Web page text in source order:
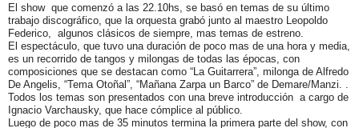
El show que comenzó a las 22.10hs, se basó en temas de su último
trabajo discográfico, que la orquesta grabó junto al maestro Leopoldo
Federico, algunos clásicos de siempre, mas temas de estreno.
El espectáculo, que tuvo una duración de poco mas de una hora y media,
es un recorrido de tangos y milongas de todas las épocas, con
composiciones que se destacan como “La Guitarrera”, milonga de Alfredo
De Angelis, “Tema Otoñal”, “Mañana Zarpa un Barco” de Demare/Manzi. .
Todos los temas son presentados con una breve introducción a cargo de
Ignacio Varchausky, que hace cómplice al público.
Luego de poco mas de 35 minutos termina la primera parte del show, con